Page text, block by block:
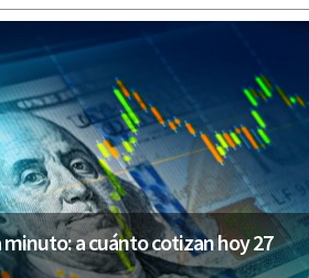
a cuánto cotizan hoy 27